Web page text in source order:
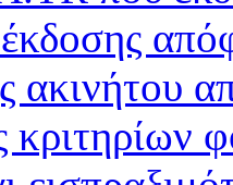
ακινήτου